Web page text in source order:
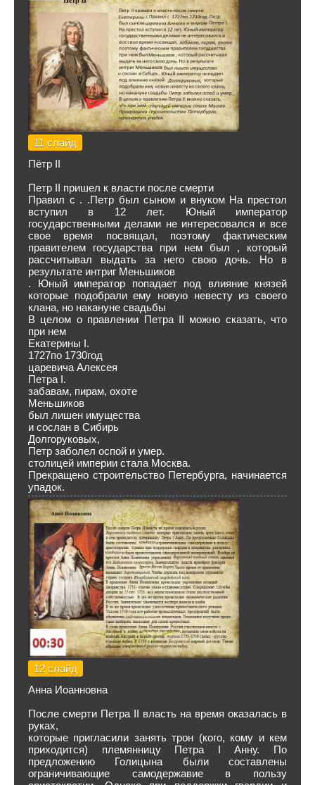
11 слайд
Пётр II
Петр II пришел к власти после смерти
Правил с . .Петр был сыном и внуком На престол
вступил в 12 лет. Юный император
государственными делами не интересовался и все
свое время посвящал, поэтому фактическим
правителем государства при нем был , который
рассчитывал выдать за него свою дочь. Но в
результате интриг Меньшиков
. Юный император попадает под влияние князей
которые подобрали ему новую невесту из своего
клана, но накануне свадьбы
В целом о правлении Петра II можно сказать, что
при нем
Екатерины I.
1727по 1730год
царевича Алексея
Петра I.
забавам, пирам, охоте
Меньшиков
был лишен имущества
и сослан в Сибирь
Долгоруковых,
Петр заболел оспой и умер.
столицей империи стала Москва.
Прекращено строительство Петербурга, начинается
упадок.
12 слайд
Анна Иоанновна
После смерти Петра II власть на время оказалась в
руках,
которые пригласили занять трон (кого, кому и кем
приходится) племянницу Петра I Анну. По
предложению Голицына были составлены
ограничивающие самодержавие в пользу